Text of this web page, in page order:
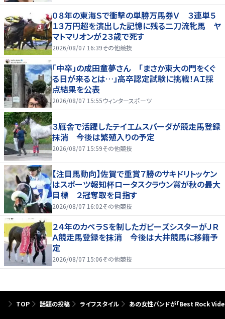
０８年の東海Ｓで衝撃の単勝万馬券Ｖ ３連単５
１３万円超を演出した記憶に残る二刀流牝馬 ヤ
マトマリオンが２３歳で死す
2026/08/07 16:39その他競技
「中卒」の成田童夢さん 「まさか東大の門をくぐ
る日が来るとは…」高卒認定試験に挑戦！ＡＩ採
点結果を公表
2026/08/07 15:55ウィンタースポーツ
３厩舎で活躍したテイエムスパーダが競走馬登録
抹消 今後は繁殖入りの予定
2026/08/07 15:59その他競技
【注目馬動向】佐賀で重賞７勝のサキドリトッケン
はスポーツ報知杯ロータスクラウン賞が秋の最大
目標 ２冠奪取を目指す
2026/08/07 16:02その他競技
２４年のカペラＳを制したガビーズシスターがＪＲ
Ａ競走馬登録を抹消 今後は大井競馬に移籍予
定
2026/08/07 15:06その他競技
TOP 話題の投稿 ライフスタイル あの女性バンドが「Best Rock Video